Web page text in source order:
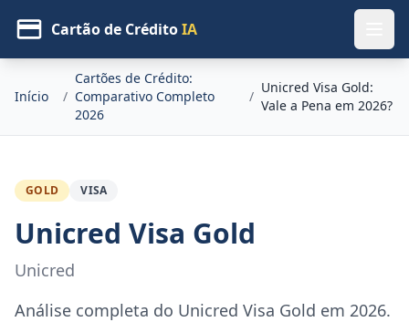
Cartão de CréditoIA
Início /
Cartões de Crédito:
Comparativo Completo
2026
/
Unicred Visa Gold:
Vale a Pena em 2026?
GOLD VISA
Unicred Visa Gold
Unicred
Análise completa do Unicred Visa Gold em 2026.